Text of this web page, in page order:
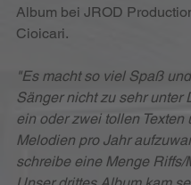
Album bei JROD
Cioicari.
"Es macht so viel Spaß
Sänger nicht zu sehr unter
ein oder zwei tollen Texten
Melodien pro Jahr
schreibe eine Menge Riffs/